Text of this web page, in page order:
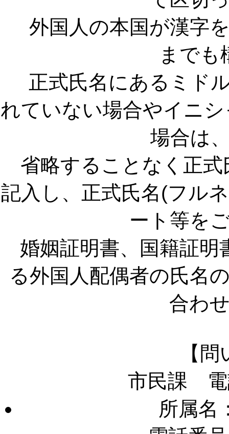
外国人の本国が漢字
までも
正式氏名にあるミド
れていない場合やイニ
場合は
省略することなく正式
記入し、正式氏名(フル
ート等を
婚姻証明書、国籍証明
る外国人配偶者の氏名
合わ
【
市民課
所属名